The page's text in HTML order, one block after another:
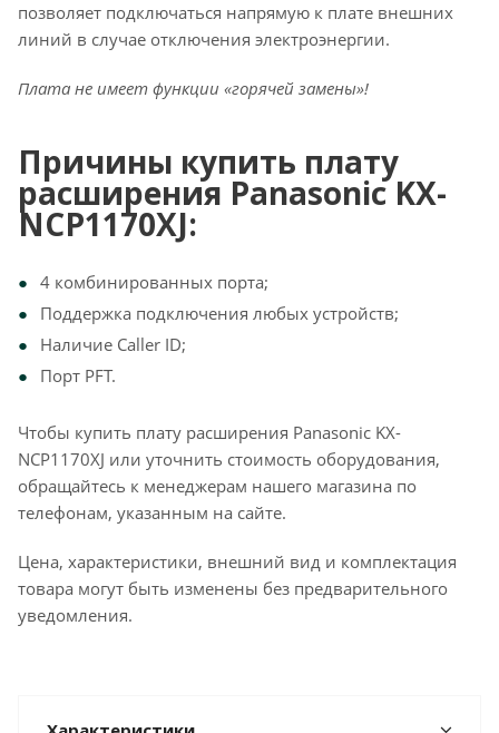
позволяет подключаться напрямую к плате внешних
линий в случае отключения электроэнергии.
Плата не имеет функции «горячей замены»!
Причины купить плату
расширения Panasonic KX-
NCP1170XJ:
4 комбинированных порта;
Поддержка подключения любых устройств;
Наличие Caller ID;
Порт PFT.
Чтобы купить плату расширения Panasonic KX-
NCP1170XJ или уточнить стоимость оборудования,
обращайтесь к менеджерам нашего магазина по
телефонам, указанным на сайте.
Цена, характеристики, внешний вид и комплектация
товара могут быть изменены без предварительного
уведомления.